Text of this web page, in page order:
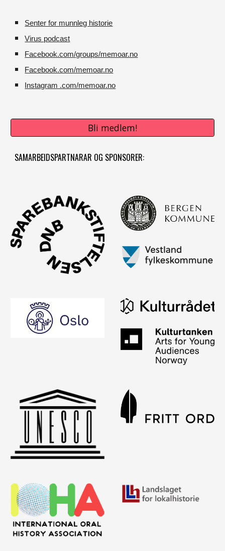
Senter for munnleg historie
Virus podcast
Facebook.com/groups/memoar.no
Facebook.com/memoar.no
Instagram .com/memoar.no
Bli medlem!
SAMARBEIDSPARTNARAR OG SPONSORER: